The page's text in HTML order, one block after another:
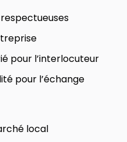
pour l’interlocuteur
pour l’échange
local